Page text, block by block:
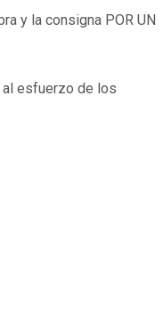
y la consigna POR UN
al esfuerzo de los